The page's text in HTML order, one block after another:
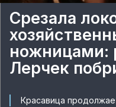
Срезала
Лерчек
Красавица